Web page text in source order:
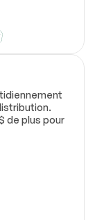
de plus pour